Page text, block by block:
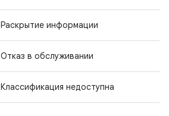
Раскрытие информации
Отказ в обслуживании
Классификация недоступна